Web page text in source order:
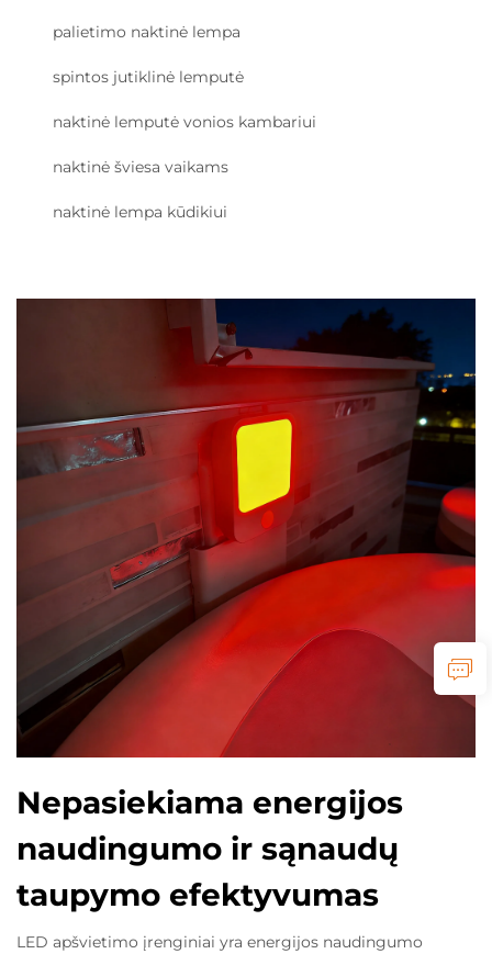
palietimo naktinė lempa
spintos jutiklinė lemputė
naktinė lemputė vonios kambariui
naktinė šviesa vaikams
naktinė lempa kūdikiui
Nepasiekiama energijos
naudingumo ir sąnaudų
taupymo efektyvumas
LED apšvietimo įrenginiai yra energijos naudingumo